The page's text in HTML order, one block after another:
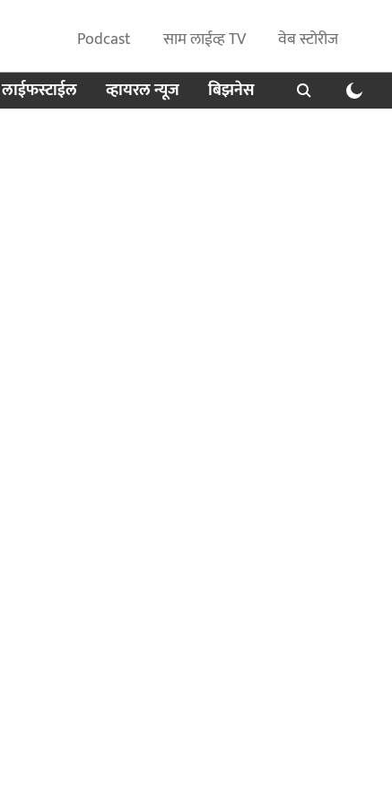
Podcast साम लाईव्ह TV
वेब स्टोरीज
लाईफस्टाईल व्हायरल न्यूज बिझनेस